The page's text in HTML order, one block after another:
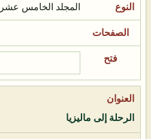
المجلد الخامس عشر
الرحلة إلى ماليزيا